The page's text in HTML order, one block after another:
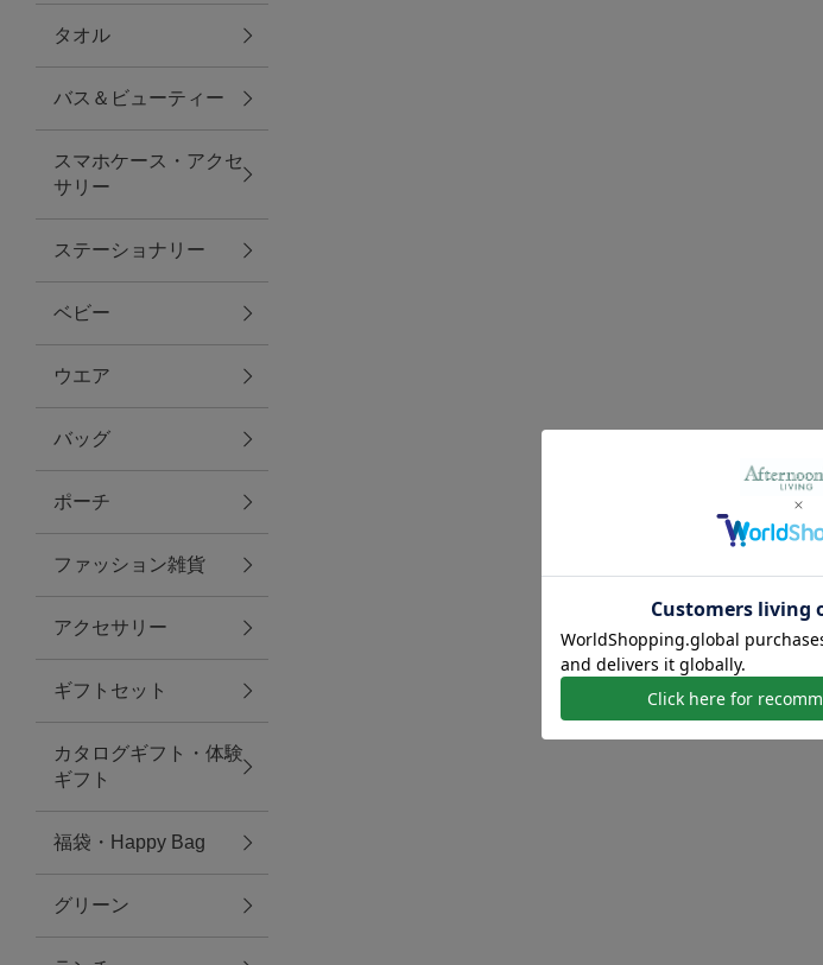
キッチン・ダイニング
ダイニング
キッチン
ファブリック
グリーン
バス＆ビューティー
バス＆ビューティー
タオル
ウエア＆バッグ
ウエア
レイングッズ
アクセサリー
タオル
バス＆ビューティー
スマホケース・アクセ
サリー
ステーショナリー
ベビー
ウエア
バッグ
ポーチ
ファッション雑貨
アクセサリー
ギフトセット
カタログギフト・体験
ギフト
福袋・Happy Bag
グリーン